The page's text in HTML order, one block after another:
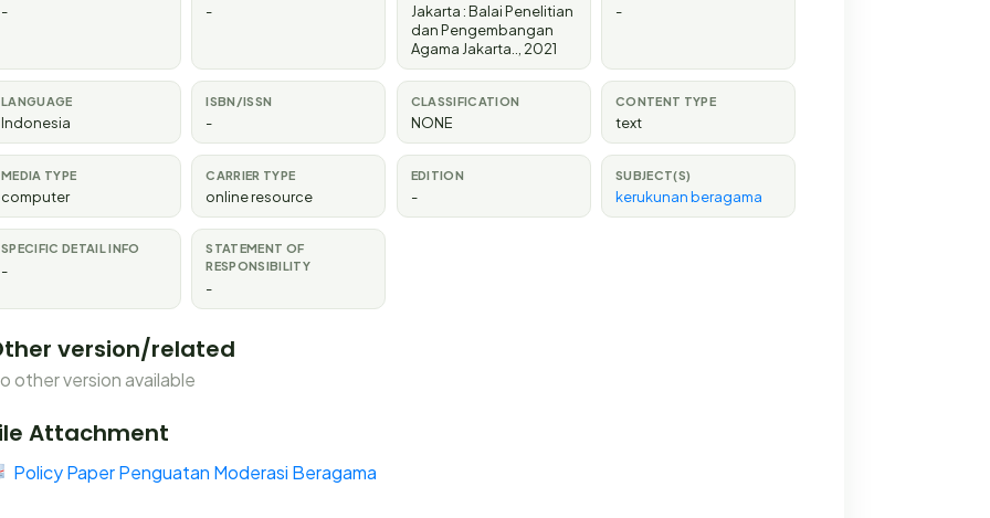
- - Jakarta :Balai Penelitian
dan Pengembangan
Agama Jakarta.
2021
-
LANGUAGE
Indonesia
ISBN/ISSN
-
CLASSIFICATION
NONE
CONTENT TYPE
text
MEDIA TYPE
computer
CARRIER TYPE
online resource
EDITION
-
SUBJECT(S)
kerukunan beragama
SPECIFIC DETAIL INFO
-
STATEMENT OF
RESPONSIBILITY
-
version/related
other version available
Attachment
Policy Paper Penguatan Moderasi Beragama